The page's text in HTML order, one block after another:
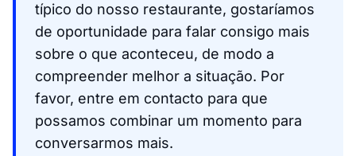
típico do nosso restaurante, gostaríamos
de oportunidade para falar consigo mais
sobre o que aconteceu, de modo a
compreender melhor a situação. Por
favor, entre em contacto para que
possamos combinar um momento para
conversarmos mais.